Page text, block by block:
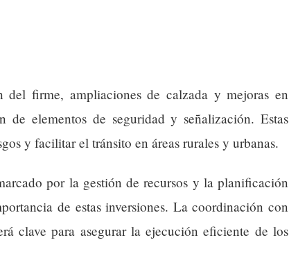
firme, ampliaciones de calzada y mejoras en
de elementos de seguridad y señalización. Estas
y facilitar el tránsito en áreas rurales y urbanas.
por la gestión de recursos y la planificación
de estas inversiones. La coordinación con
clave para asegurar la ejecución eficiente de los